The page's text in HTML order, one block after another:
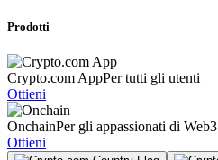
Prodotti
Crypto.com AppPer tutti gli utenti
Ottieni
OnchainPer gli appassionati di Web3
Ottieni